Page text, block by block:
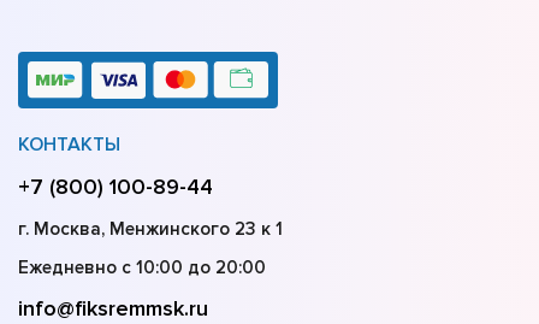
КОНТАКТЫ
+7 (800) 100-89-44
г. Москва, Менжинского 23 к 1
Ежедневно с 10:00 до 20:00
info@fiksremmsk.ru